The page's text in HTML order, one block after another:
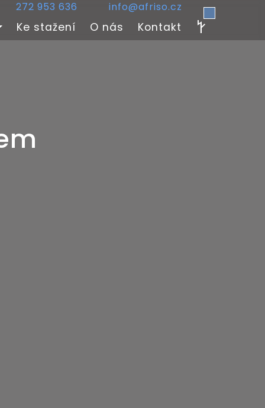
272 953 636 info@afriso.cz
Ke stažení O nás Kontakt